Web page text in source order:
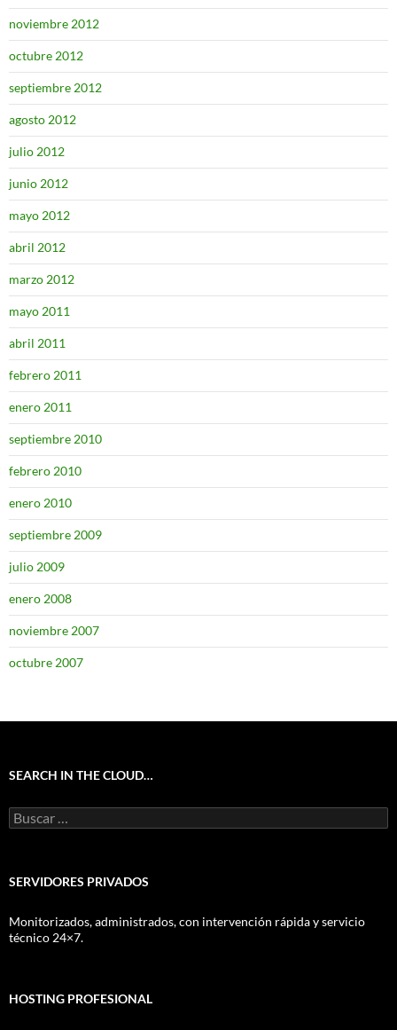
noviembre 2012
octubre 2012
septiembre 2012
agosto 2012
julio 2012
junio 2012
mayo 2012
abril 2012
marzo 2012
mayo 2011
abril 2011
febrero 2011
enero 2011
septiembre 2010
febrero 2010
enero 2010
septiembre 2009
julio 2009
enero 2008
noviembre 2007
octubre 2007
SEARCH IN THE CLOUD…
Buscar:
SERVIDORES PRIVADOS
Monitorizados, administrados, con intervención rápida y servicio
técnico 24×7.
HOSTING PROFESIONAL